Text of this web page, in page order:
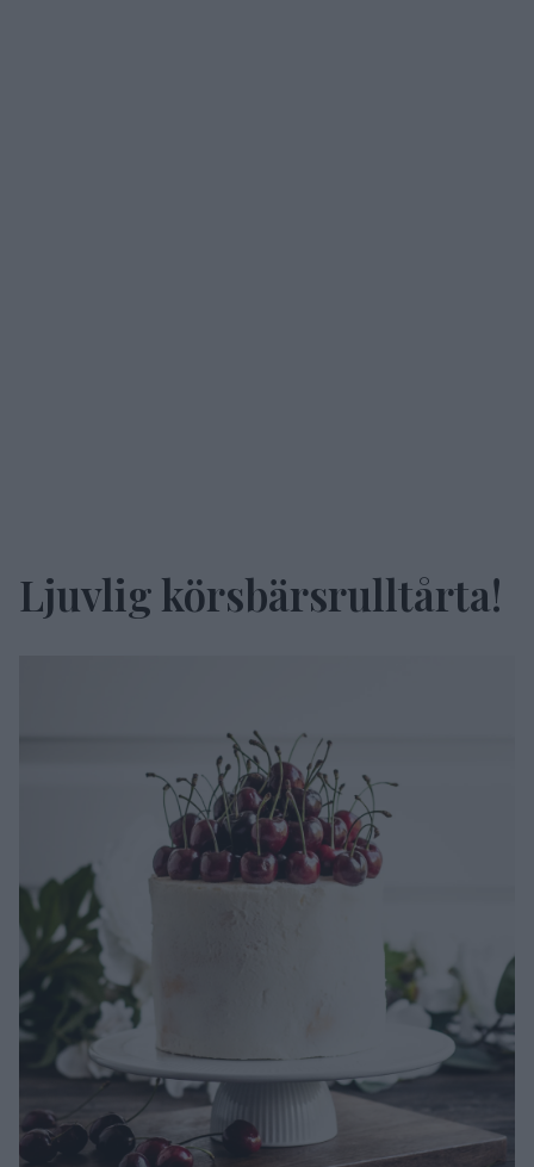
Ljuvlig körsbärsrulltårta!